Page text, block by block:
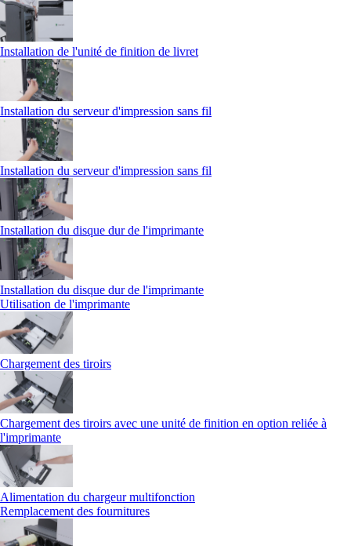
Installation de l'unité de finition de livret
Installation du serveur d'impression sans fil
Installation du serveur d'impression sans fil
Installation du disque dur de l'imprimante
Installation du disque dur de l'imprimante
Utilisation de l'imprimante
Chargement des tiroirs
Chargement des tiroirs avec une unité de finition en option reliée à
l'imprimante
Alimentation du chargeur multifonction
Remplacement des fournitures